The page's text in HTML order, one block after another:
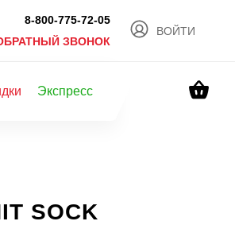
8-800-775-72-05
ЗВОНОК
ВОЙТИ
Экспресс
SOCK